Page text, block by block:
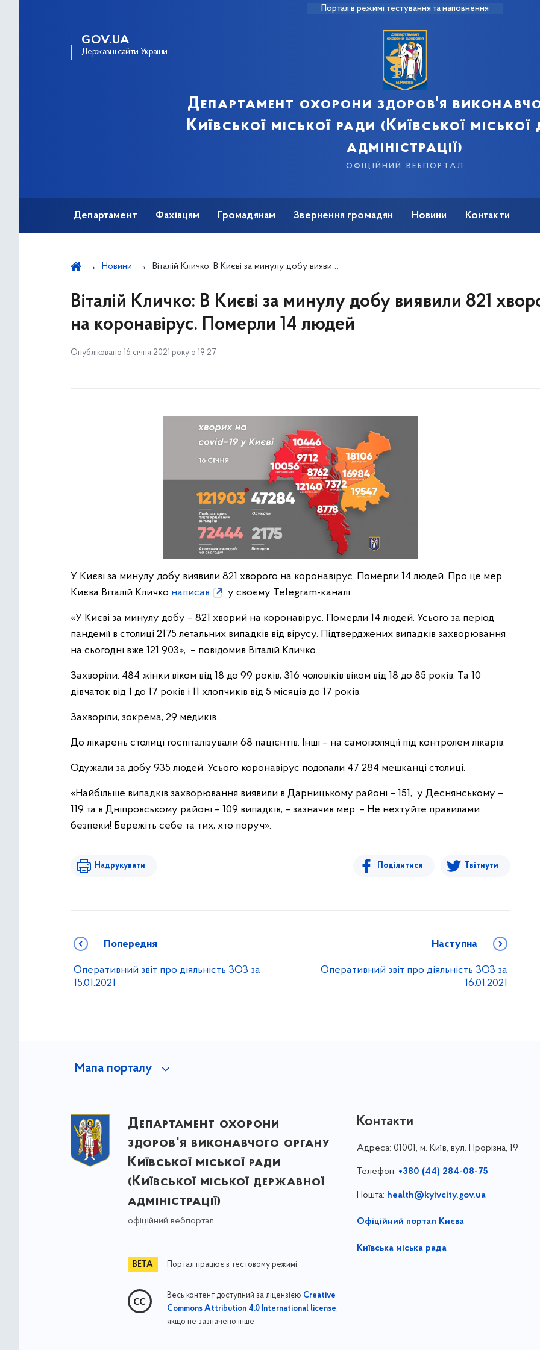
Портал в режимі тестування та наповнення
GOV.UA
Державні сайти України
Департамент охорони здоров'я
Київської міської ради (Київської
адміністрації)
офіційний вебпортал
Департамент Фахівцям Громадянам Звернення громадян Новини Контакти
Новини Віталій Кличко: В Києві за минулу добу виявили 821 хворого на коронавірус. Померли 14 людей
Віталій Кличко: В Києві за минулу добу виявили 821
на коронавірус. Померли 14 людей
Опубліковано 16 січня 2021 року о 19:27
У Києві за минулу добу виявили 821 хворого на коронавірус. Померли 14 людей. Про це мер
Києва Віталій Кличко написав у своєму Telegram-каналі.
«У Києві за минулу добу – 821 хворий на коронавірус. Померли 14 людей. Усього за період
пандемії в столиці 2175 летальних випадків від вірусу. Підтверджених випадків захворювання
на сьогодні вже 121 903», – повідомив Віталій Кличко.
Захворіли: 484 жінки віком від 18 до 99 років, 316 чоловіків віком від 18 до 85 рокiв. Та 10
дівчаток від 1 до 17 років і 11 хлопчиків від 5 місяців до 17 років.
Захворіли, зокрема, 29 медиків.
До лікарень столиці госпіталізували 68 пацієнтів. Інші – на самоізоляції під контролем лікарів.
Одужали за добу 935 людей. Усього коронавірус подолали 47 284 мешканці столиці.
«Найбільше випадків захворювання виявили в Дарницькому районі – 151, у Деснянському –
119 та в Дніпровському районі – 109 випадків, – зазначив мер. – Не нехтуйте правилами
безпеки! Бережіть себе та тих, хто поруч».
Надрукувати Поділитися Твітнути
Попередня
Оперативний звіт про діяльність ЗОЗ за
15.01.2021
Наступна
Оперативний звіт про діяльність ЗОЗ за
16.01.2021
Мапа порталу
Департамент охорони
здоров'я виконавчого органу
Київської міської ради
(Київської міської державної
адміністрації)
офіційний вебпортал
Портал працює в тестовому режимі
Весь контент доступний за ліцензією Creative
Commons Attribution 4.0 International license,
якщо не зазначено інше
Контакти
Адреса: 01001, м. Київ, вул. Прорізна, 19
Телефон: +380 (44) 284-08-75
Пошта: health@kyivcity.gov.ua
Офіційний портал Києва
Київська міська рада